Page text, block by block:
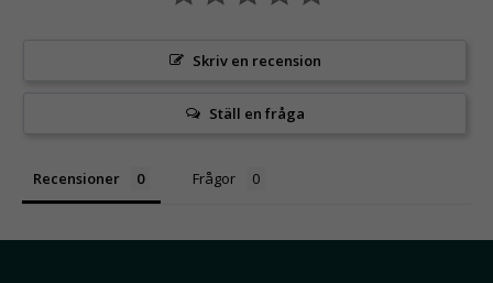
Skriv en recension
Ställ en fråga
Recensioner Frågor